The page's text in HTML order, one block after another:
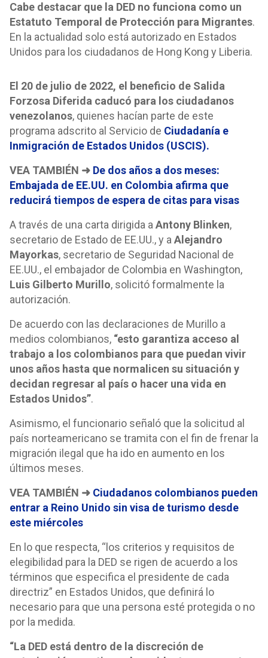
Cabe destacar que la DED no funciona como un
Estatuto Temporal de Protección para Migrantes.
En la actualidad solo está autorizado en Estados
Unidos para los ciudadanos de Hong Kong y Liberia.
El 20 de julio de 2022, el beneficio de Salida
Forzosa Diferida caducó para los ciudadanos
venezolanos, quienes hacían parte de este
programa adscrito al Servicio de Ciudadanía e
Inmigración de Estados Unidos (USCIS).
VEA TAMBIÉN ➜ De dos años a dos meses:
Embajada de EE.UU. en Colombia afirma que
reducirá tiempos de espera de citas para visas
A través de una carta dirigida a Antony Blinken,
secretario de Estado de EE.UU., y a Alejandro
Mayorkas, secretario de Seguridad Nacional de
EE.UU., el embajador de Colombia en Washington,
Luis Gilberto Murillo, solicitó formalmente la
autorización.
De acuerdo con las declaraciones de Murillo a
medios colombianos, “esto garantiza acceso al
trabajo a los colombianos para que puedan vivir
unos años hasta que normalicen su situación y
decidan regresar al país o hacer una vida en
Estados Unidos”.
Asimismo, el funcionario señaló que la solicitud al
país norteamericano se tramita con el fin de frenar la
migración ilegal que ha ido en aumento en los
últimos meses.
VEA TAMBIÉN ➜ Ciudadanos colombianos pueden
entrar a Reino Unido sin visa de turismo desde
este miércoles
En lo que respecta, “los criterios y requisitos de
elegibilidad para la DED se rigen de acuerdo a los
términos que especifica el presidente de cada
directriz” en Estados Unidos, que definirá lo
necesario para que una persona esté protegida o no
por la medida.
“La DED está dentro de la discreción de